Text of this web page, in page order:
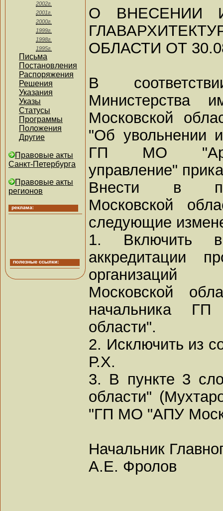
2002г.
2001г.
2000г.
1999г.
1998г.
1995г.
Письма
Постановления
Распоряжения
Решения
Указания
Указы
Статусы
Программы
Положения
Другие
Правовые акты
Санкт-Петербурга
Правовые акты
регионов
О ВНЕСЕНИИ
ОБЛАСТИ ОТ
В
Министерства
Московской
"Об увольнении
ГП МО
управление"
Внести в
Московской
следующие
1. Включить
аккредитации
организаций
Московской
начальника
области".
2. Исключить из
Р.Х.
3. В пункте 3
области"
"ГП МО "АПУ
Начальник
А.Е. Фролов